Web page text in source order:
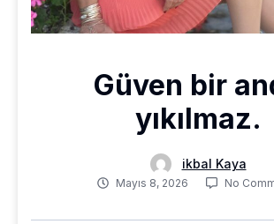
Güven bir
yıkılmaz.
ikbal Kaya
Mayıs 8, 2026 No